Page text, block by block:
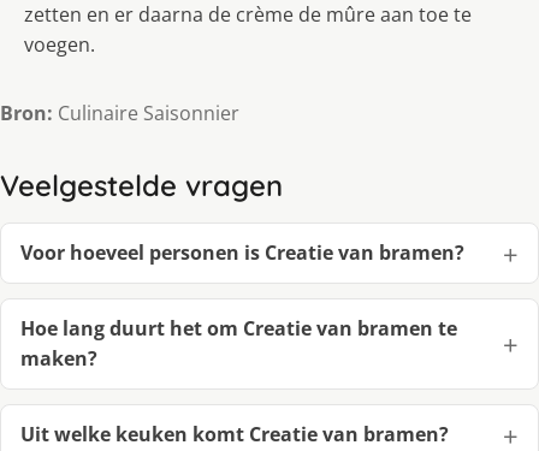
zetten en er daarna de crème de mûre aan toe te
voegen.
Bron: Culinaire Saisonnier
Veelgestelde vragen
Voor hoeveel personen is Creatie van bramen?
Hoe lang duurt het om Creatie van bramen te
maken?
Uit welke keuken komt Creatie van bramen?